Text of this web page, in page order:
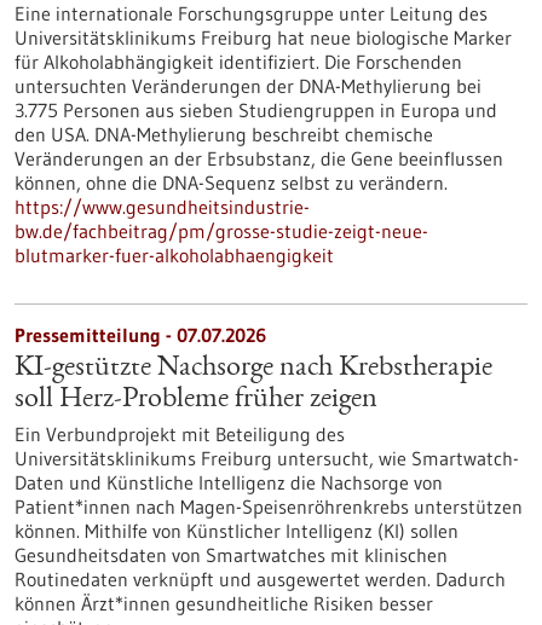
Eine internationale Forschungsgruppe unter Leitung des
Universitätsklinikums Freiburg hat neue biologische Marker
für Alkoholabhängigkeit identifiziert. Die Forschenden
untersuchten Veränderungen der DNA-Methylierung bei
3.775 Personen aus sieben Studiengruppen in Europa und
den USA. DNA-Methylierung beschreibt chemische
Veränderungen an der Erbsubstanz, die Gene beeinflussen
können, ohne die DNA-Sequenz selbst zu verändern.
https://www.gesundheitsindustrie-
bw.de/fachbeitrag/pm/grosse-studie-zeigt-neue-
blutmarker-fuer-alkoholabhaengigkeit
Pressemitteilung - 07.07.2026
KI-gestützte Nachsorge nach Krebstherapie
soll Herz-Probleme früher zeigen
Ein Verbundprojekt mit Beteiligung des
Universitätsklinikums Freiburg untersucht, wie Smartwatch-
Daten und Künstliche Intelligenz die Nachsorge von
Patient*innen nach Magen-Speisenröhrenkrebs unterstützen
können. Mithilfe von Künstlicher Intelligenz (KI) sollen
Gesundheitsdaten von Smartwatches mit klinischen
Routinedaten verknüpft und ausgewertet werden. Dadurch
können Ärzt*innen gesundheitliche Risiken besser